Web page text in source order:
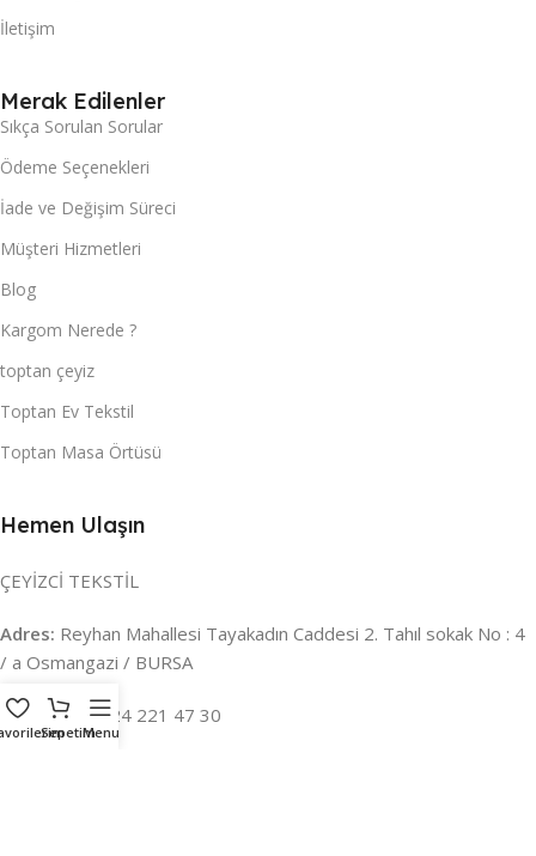
İletişim
Merak Edilenler
Sıkça Sorulan Sorular
Ödeme Seçenekleri
İade ve Değişim Süreci
Müşteri Hizmetleri
Blog
Kargom Nerede ?
toptan çeyiz
Toptan Ev Tekstil
Toptan Masa Örtüsü
Hemen Ulaşın
ÇEYİZCİ TEKSTİL
Adres: Reyhan Mahallesi Tayakadın Caddesi 2. Tahıl sokak No : 4
/ a Osmangazi / BURSA
İLETİŞİM : 0224 221 47 30
SepetimMenu